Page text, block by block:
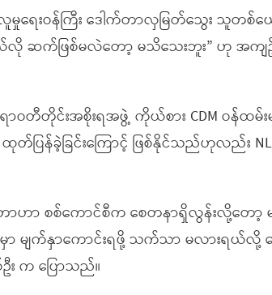
ေးဝန်ကြီး ဒေါက်တာလှမြတ်သွေး သူတစ်
ဆက်ဖြစ်မလဲတော့ မသိသေးဘူး” ဟု အကျဥ်း
ဝတီတိုင်းအစိုးရအဖွဲ့ ကိုယ်စား CDM ဝန်ထမ်းမ
န်ခဲ့ခြင်းကြောင့် ဖြစ်နိုင်သည်ဟုလည်း
ဟာ စစ်ကောင်စီက စေတနာရှိလွန်းလို့တေ
မျက်နှာကောင်းရဖို့ သက်သာ မလားရယ်လို့ ဖ
က ပြောသည်။